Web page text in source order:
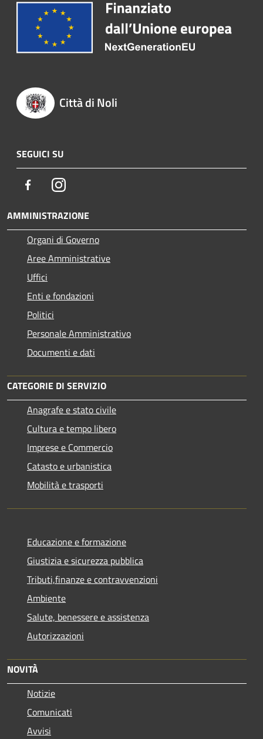
Città di Noli
SEGUICI SU
FacebookInstagram
AMMINISTRAZIONE
Organi di Governo
Aree Amministrative
Uffici
Enti e fondazioni
Politici
Personale Amministrativo
Documenti e dati
CATEGORIE DI SERVIZIO
Anagrafe e stato civile
Cultura e tempo libero
Imprese e Commercio
Catasto e urbanistica
Mobilità e trasporti
Educazione e formazione
Giustizia e sicurezza pubblica
Tributi,finanze e contravvenzioni
Ambiente
Salute, benessere e assistenza
Autorizzazioni
NOVITÀ
Notizie
Comunicati
Avvisi